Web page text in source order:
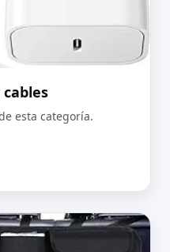
esta categoría.